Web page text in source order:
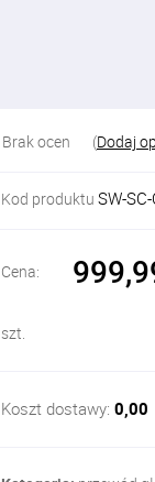
Brak ocen (Dodaj
Kod produktu SW-
Cena:
szt.
Koszt dostawy: 0,00